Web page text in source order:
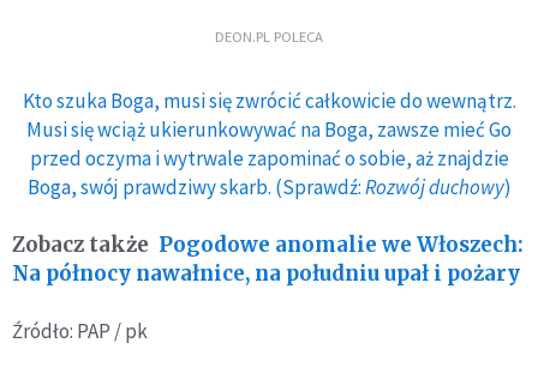
DEON.PL POLECA
Kto szuka Boga, musi się zwrócić całkowicie do wewnątrz.
Musi się wciąż ukierunkowywać na Boga, zawsze mieć Go
przed oczyma i wytrwale zapominać o sobie, aż znajdzie
Boga, swój prawdziwy skarb. (Sprawdź:Rozwój duchowy)
Zobacz także Pogodowe anomalie we Włoszech:
Na północy nawałnice, na południu upał i pożary
Źródło: PAP / pk